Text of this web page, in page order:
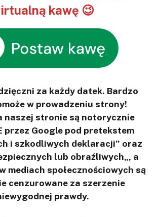
kawę 😉
za każdy datek. Bardzo
w prowadzeniu strony!
naszej stronie są notorycznie
przez Google pod pretekstem
i szkodliwych deklaracji” oraz
lub obraźliwych„, a
mediach społecznościowych są
cenzurowane za szerzenie
prawdy.